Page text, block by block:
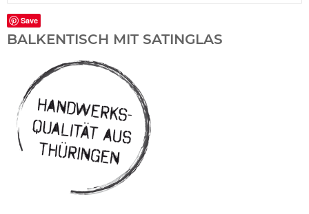
Save
BALKENTISCH MIT SATINGLAS